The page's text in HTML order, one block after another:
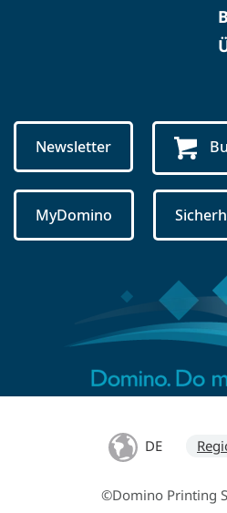
Newsletter
MyDomino
DE
©Domino Printing